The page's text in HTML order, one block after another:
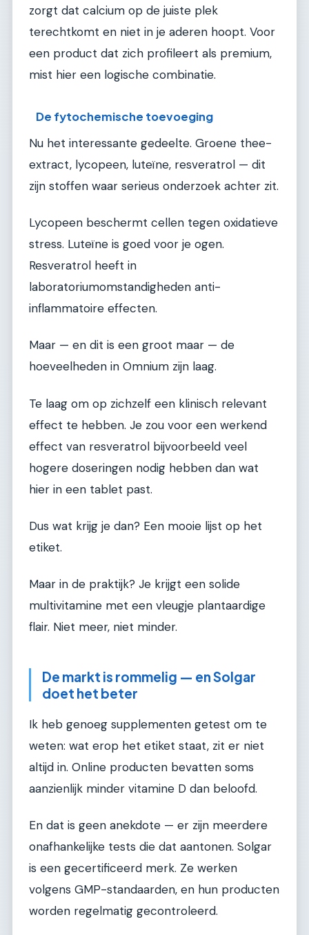
zorgt dat calcium op de juiste plek
terechtkomt en niet in je aderen hoopt. Voor
een product dat zich profileert als premium,
mist hier een logische combinatie.
De fytochemische toevoeging
Nu het interessante gedeelte. Groene thee-
extract, lycopeen, luteïne, resveratrol — dit
zijn stoffen waar serieus onderzoek achter zit.
Lycopeen beschermt cellen tegen oxidatieve
stress. Luteïne is goed voor je ogen.
Resveratrol heeft in
laboratoriumomstandigheden anti-
inflammatoire effecten.
Maar — en dit is een groot maar — de
hoeveelheden in Omnium zijn laag.
Te laag om op zichzelf een klinisch relevant
effect te hebben. Je zou voor een werkend
effect van resveratrol bijvoorbeeld veel
hogere doseringen nodig hebben dan wat
hier in een tablet past.
Dus wat krijg je dan? Een mooie lijst op het
etiket.
Maar in de praktijk? Je krijgt een solide
multivitamine met een vleugje plantaardige
flair. Niet meer, niet minder.
De markt is rommelig — en Solgar
doet het beter
Ik heb genoeg supplementen getest om te
weten: wat erop het etiket staat, zit er niet
altijd in. Online producten bevatten soms
aanzienlijk minder vitamine D dan beloofd.
En dat is geen anekdote — er zijn meerdere
onafhankelijke tests die dat aantonen. Solgar
is een gecertificeerd merk. Ze werken
volgens GMP-standaarden, en hun producten
worden regelmatig gecontroleerd.